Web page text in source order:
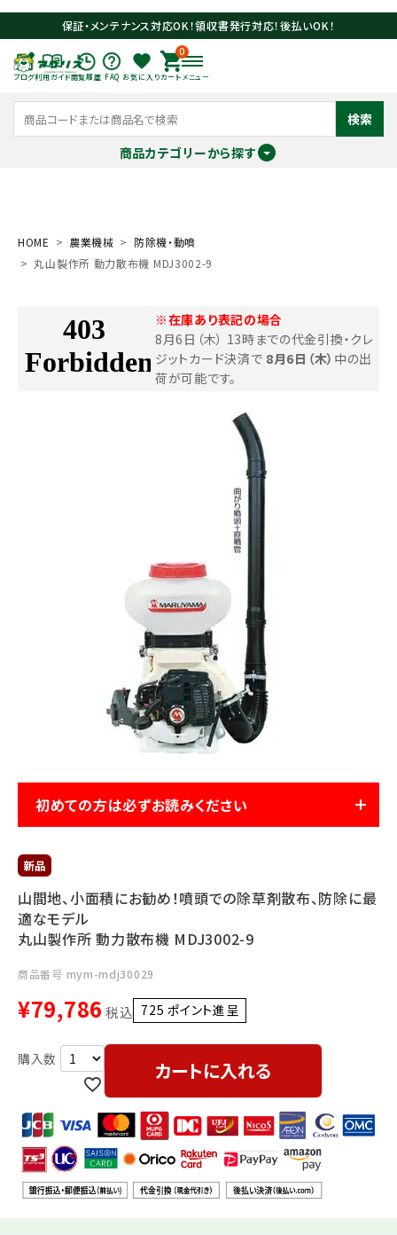
保証・メンテナンス対応OK！領収書発行対応！後払いOK！
ブログ利用ガイド閲覧履歴 FAQ お気に入り
0
カート メニュー
検索
商品カテゴリーから探す
利用ガイド FAQ
メールでのお問い合わせ
FAXでのご注文
0739-72-4532
24時間受付
HOME 農業機械
防除機・動噴
丸山製作所 動力散布機 MDJ3002-9
※在庫あり表記の場合
8月6日（木） 13時までの代金引換・クレ
ジットカード決済で 8月6日（木） 中の出
荷が可能です。
初めての方は必ずお読みください
山間地、小面積にお勧め！噴頭での除草剤散布、防除に最
適なモデル
丸山製作所 動力散布機 MDJ3002-9
商品番号 mym-mdj30029
¥79,786 税込 725 ポイント進呈 ]
カートに入れる